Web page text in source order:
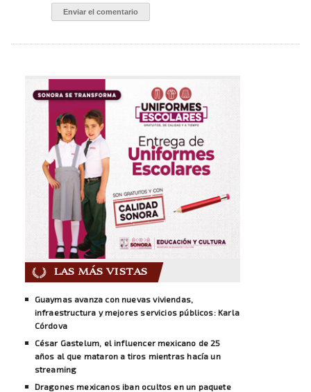
LAS MÁS VISTAS
Guaymas avanza con nuevas viviendas,
infraestructura y mejores servicios públicos: Karla
Córdova
César Gastelum, el influencer mexicano de 25
años al que mataron a tiros mientras hacía un
streaming
Dragones mexicanos iban ocultos en un paquete